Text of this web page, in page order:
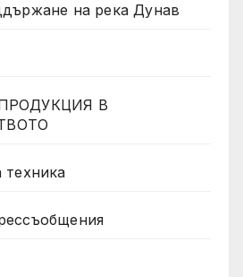
на река Дунав
В
техника